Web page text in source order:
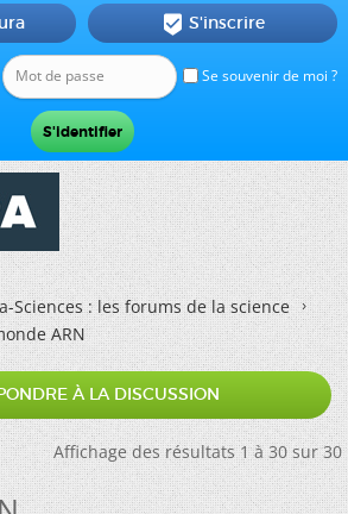
Se souvenir de moi ?
 S'inscrire
Sciences : les forums de la science
ARN
À LA DISCUSSION
Affichage des résultats 1 à 30 sur 30